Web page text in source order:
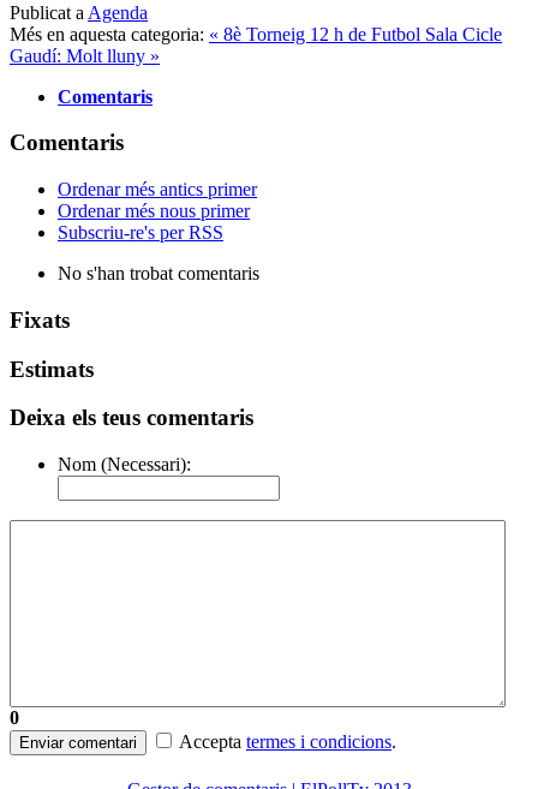
Publicat a Agenda
Més en aquesta categoria: « 8è Torneig 12 h de Futbol Sala Cicle
Gaudí: Molt lluny »
Comentaris
Comentaris
Ordenar més antics primer
Ordenar més nous primer
Subscriu-re's per RSS
No s'han trobat comentaris
Fixats
Estimats
Deixa els teus comentaris
Nom (Necessari):
0
Enviar comentari Accepta termes i condicions.